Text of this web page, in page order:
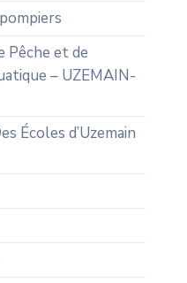
Pêche et de
– UZEMAIN-
Écoles d’Uzemain